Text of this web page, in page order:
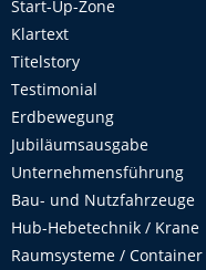
Start-Up-Zone
Klartext
Titelstory
Testimonial
Erdbewegung
Jubiläumsausgabe
Unternehmensführung
Bau- und Nutzfahrzeuge
Hub-Hebetechnik / Krane
Raumsysteme / Container